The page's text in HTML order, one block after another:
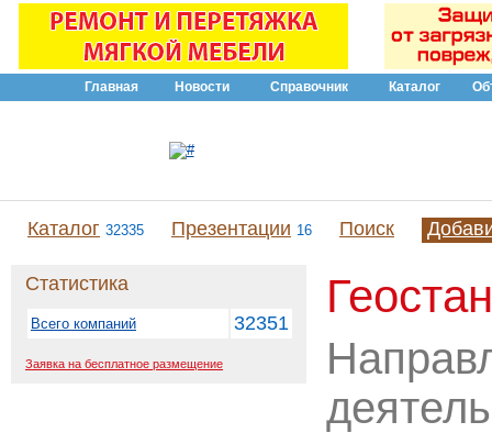
Главная Новости Справочник Каталог
Каталог 32335 Презентации 16 Поиск
Статистика
Всего компаний 32351
Заявка на бесплатное размещение